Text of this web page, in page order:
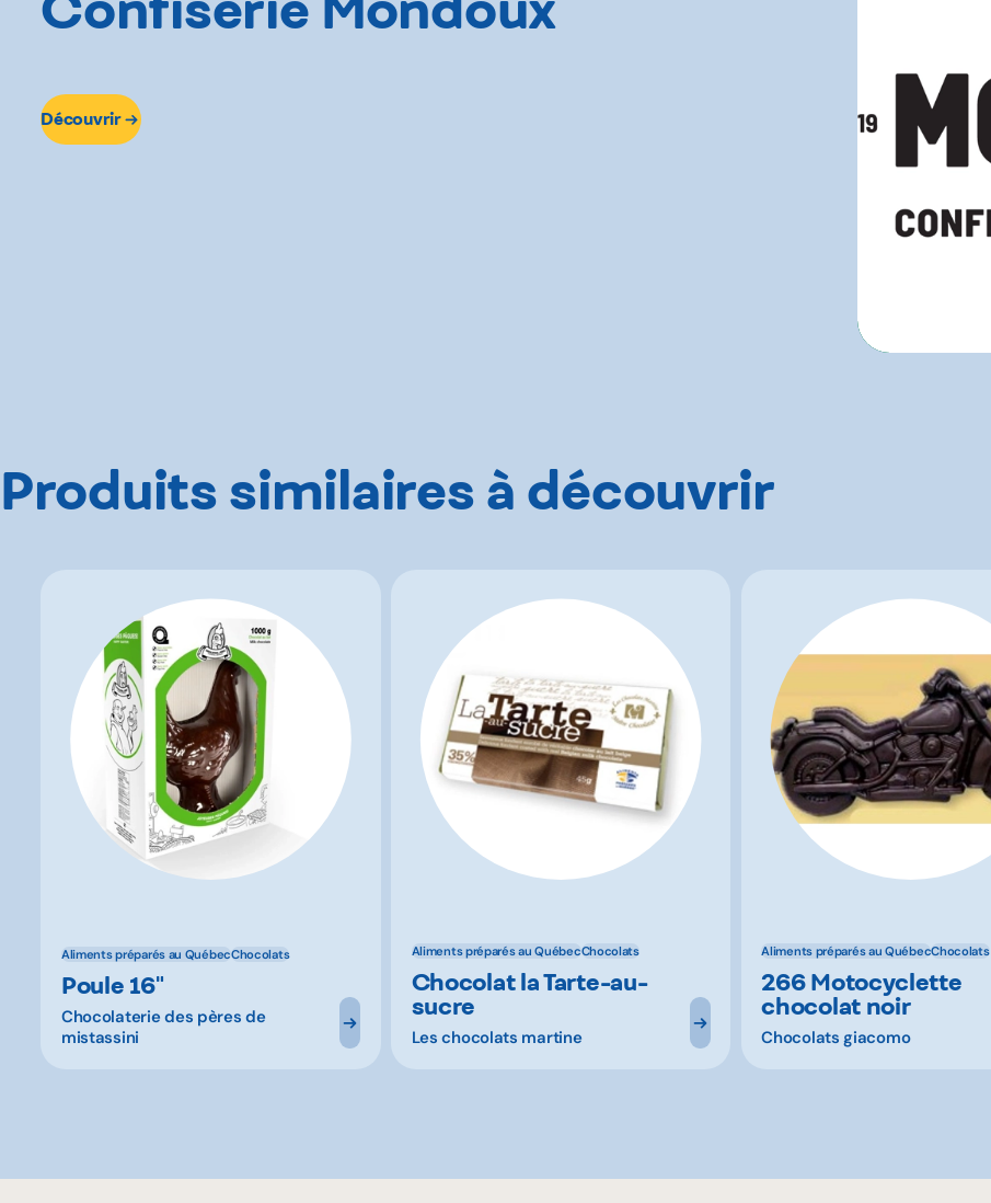
Découvrir
Produits similaires à découvrir
Aliments préparés au QuébecChocolats
Poule 16"
Chocolaterie des pères de
mistassini
Aliments préparés au QuébecChocolats
Chocolat la Tarte-au-
sucre
Les chocolats martine
Aliments préparés au QuébecChocolats
266 Motocyclette
chocolat noir
Chocolats giacomo